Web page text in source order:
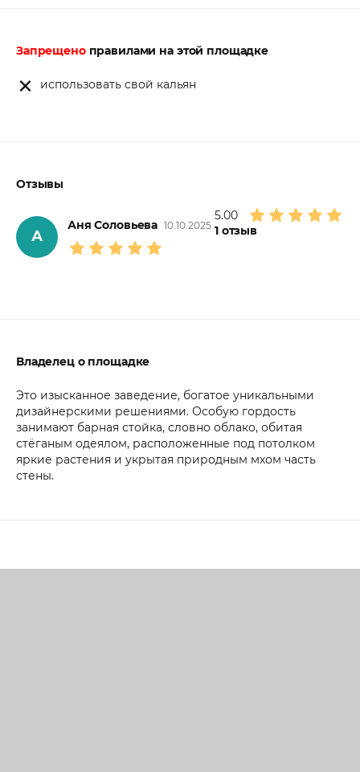
Запрещеноправилами на этой площадке
использовать свой кальян
Отзывы
5.00
1отзыв
А
Аня Соловьева 10.10.2025
Владелец о площадке
Это изысканное заведение, богатое уникальными
дизайнерскими решениями. Особую гордость
занимают барная стойка, словно облако, обитая
стёганым одеялом, расположенные под потолком
яркие растения и укрытая природным мхом часть
стены.